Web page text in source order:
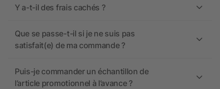
Y a-t-il des frais cachés ?
Que se passe-t-il si je ne suis pas
satisfait(e) de ma commande ?
Puis-je commander un échantillon de
l’article promotionnel à l’avance ?